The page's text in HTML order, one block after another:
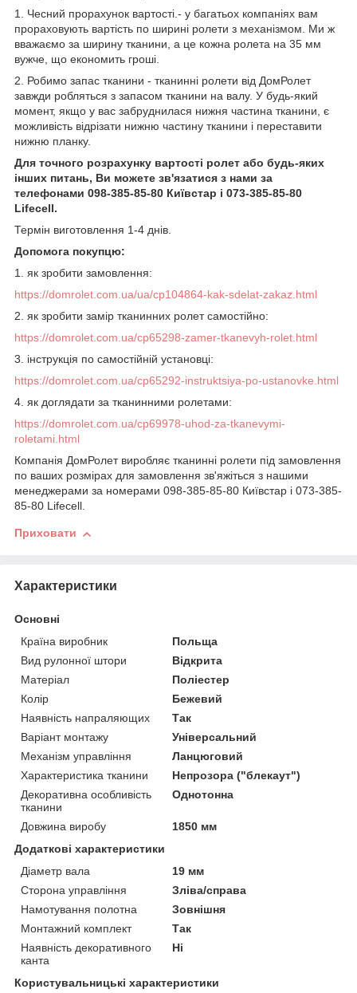
1. Чесний прорахунок вартості.- у багатьох компаніях вам
прораховують вартість по ширині ролети з механізмом. Ми ж
вважаємо за ширину тканини, а це кожна ролета на 35 мм
вужче, що економить гроші.
2. Робимо запас тканини - тканинні ролети від ДомРолет
завжди робляться з запасом тканини на валу. У будь-який
момент, якщо у вас забруднилася нижня частина тканини, є
можливість відрізати нижню частину тканини і переставити
нижню планку.
Для точного розрахунку вартості ролет або будь-яких
інших питань, Ви можете зв'язатися з нами за
телефонами 098-385-85-80 Київстар і 073-385-85-80
Lifecell.
Термін виготовлення 1-4 днів.
Допомога покупцю:
1. як зробити замовлення:
https://domrolet.com.ua/ua/cp104864-kak-sdelat-zakaz.html
2. як зробити замір тканинних ролет самостійно:
https://domrolet.com.ua/cp65298-zamer-tkanevyh-rolet.html
3. інструкція по самостійній установці:
https://domrolet.com.ua/cp65292-instruktsiya-po-ustanovke.html
4. як доглядати за тканинними ролетами:
https://domrolet.com.ua/cp69978-uhod-za-tkanevymi-
roletami.html
Компанія ДомРолет виробляє тканинні ролети під замовлення
по ваших розмірах для замовлення зв'яжіться з нашими
менеджерами за номерами 098-385-85-80 Київстар і 073-385-
85-80 Lifecell.
Приховати
Характеристики
Основні
Країна виробник
Польща
Вид рулонної штори
Відкрита
Матеріал
Поліестер
Колір
Бежевий
Наявність напраляющих
Так
Варіант монтажу
Універсальний
Механізм управління
Ланцюговий
Характеристика тканини
Непрозора ("блекаут")
Декоративна особливість
тканини
Однотонна
Довжина виробу
1850 мм
Додаткові характеристики
Діаметр вала
19 мм
Сторона управління
Зліва/справа
Намотування полотна
Зовнішня
Монтажний комплект
Так
Наявність декоративного
канта
Ні
Користувальницькі характеристики